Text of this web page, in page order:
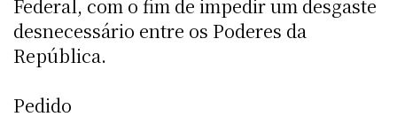
Federal, com o fim de impedir um desgaste
desnecessário entre os Poderes da
República.
Pedido